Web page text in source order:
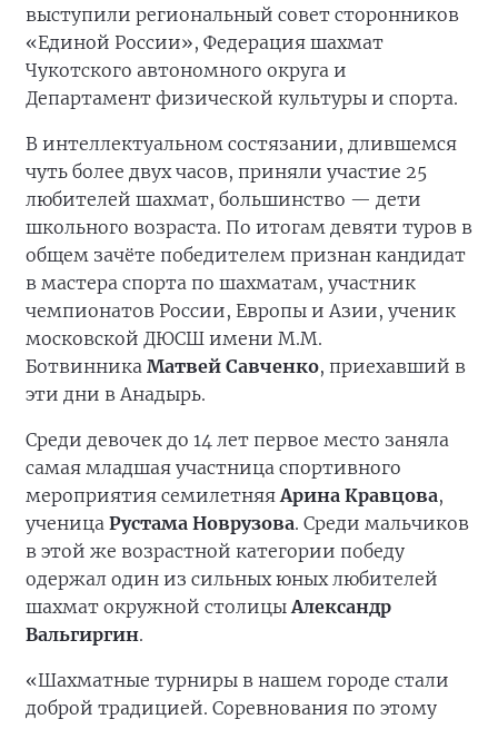
выступили региональный совет сторонников
«Единой России», Федерация шахмат
Чукотского автономного округа и
Департамент физической культуры и спорта.
В интеллектуальном состязании, длившемся
чуть более двух часов, приняли участие 25
любителей шахмат, большинство — дети
школьного возраста. По итогам девяти туров в
общем зачёте победителем признан кандидат
в мастера спорта по шахматам, участник
чемпионатов России, Европы и Азии, ученик
московской ДЮСШ имени М.М.
Ботвинника Матвей Савченко, приехавший в
эти дни в Анадырь.
Среди девочек до 14 лет первое место заняла
самая младшая участница спортивного
мероприятия семилетняяАрина Кравцова,
ученица Рустама Новрузова. Среди мальчиков
в этой же возрастной категории победу
одержал один из сильных юных любителей
шахмат окружной столицыАлександр
Вальгиргин.
«Шахматные турниры в нашем городе стали
доброй традицией. Соревнования по этому